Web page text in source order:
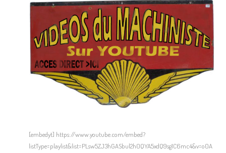
[embedyt] https://www.youtube.com/embed?
listType=playlist&list=PLsw5ZJ3hGASbul2h0QYA5xdQ9sg1C6mc4&v=o0A